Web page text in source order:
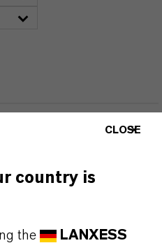
bieten
Innovationskraft und
CLOSE
country is
the
LANXESS